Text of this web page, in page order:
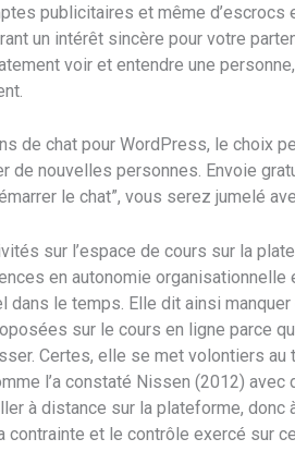
publicitaires et même
un intérêt sincère pour votre
voir et entendre une
de chat pour WordPress, le choix
de nouvelles personnes. Envoie
le chat”, vous serez jumelé
sur l’espace de cours sur la
en autonomie
le temps. Elle dit ainsi
sur le cours en ligne parce
Certes, elle se met volontiers
l’a constaté Nissen (2012)
à distance sur la plateforme,
et le contrôle exercé sur